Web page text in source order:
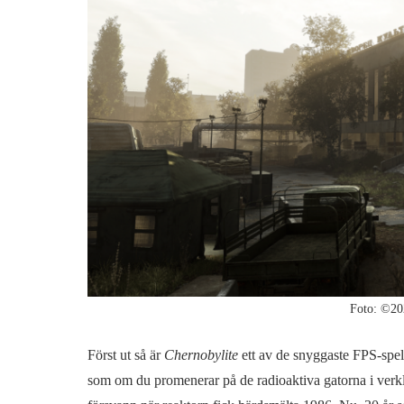
Foto:
Först ut så är Chernobyliteett av de snyggaste FPS-
som om du promenerar på de radioaktiva gatorna i